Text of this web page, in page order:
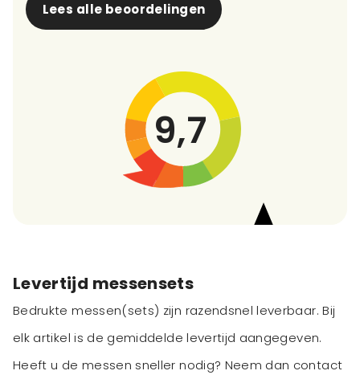
Lees alle beoordelingen
9,7
Levertijd messensets
Bedrukte messen(sets) zijn razendsnel leverbaar. Bij
elk artikel is de gemiddelde levertijd aangegeven.
Heeft u de messen sneller nodig? Neem dan contact